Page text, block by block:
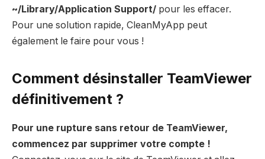
~/Library/Application Support/ pour les effacer.
Pour une solution rapide, CleanMyApp peut
également le faire pour vous !
Comment désinstaller TeamViewer
définitivement ?
Pour une rupture sans retour de TeamViewer,
commencez par supprimer votre compte !